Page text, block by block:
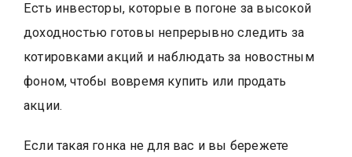
Есть инвесторы, которые в погоне за высокой
доходностью готовы непрерывно следить за
котировками акций и наблюдать за новостным
фоном, чтобы вовремя купить или продать
акции.
Если такая гонка не для вас и вы бережете